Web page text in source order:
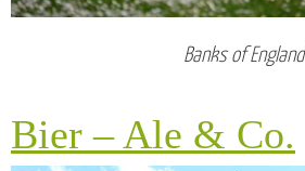
Banks of England
Bier – Ale & Co.